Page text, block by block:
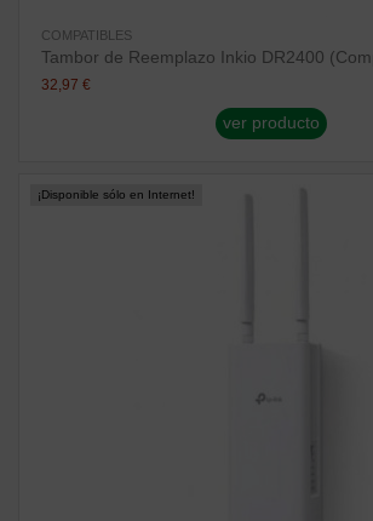
COMPATIBLES
Tambor de Reemplazo Inkio DR2400
32,97 €
ver producto
¡Disponible sólo en Internet!